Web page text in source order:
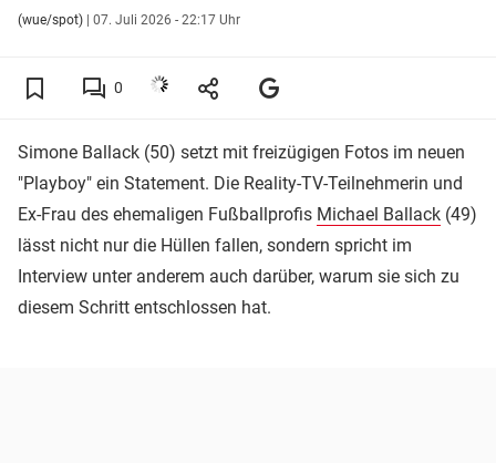
(wue/spot) | 07. Juli 2026 - 22:17 Uhr
0
Simone Ballack (50) setzt mit freizügigen Fotos im neuen
"Playboy" ein Statement. Die Reality-TV-Teilnehmerin und
Ex-Frau des ehemaligen Fußballprofis Michael Ballack (49)
lässt nicht nur die Hüllen fallen, sondern spricht im
Interview unter anderem auch darüber, warum sie sich zu
diesem Schritt entschlossen hat.